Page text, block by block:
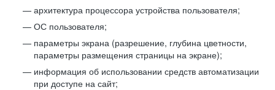
архитектура процессора устройства пользователя;
ОС пользователя;
параметры экрана (разрешение, глубина цветности,
параметры размещения страницы на экране);
информация об использовании средств автоматизации
при доступе на сайт;